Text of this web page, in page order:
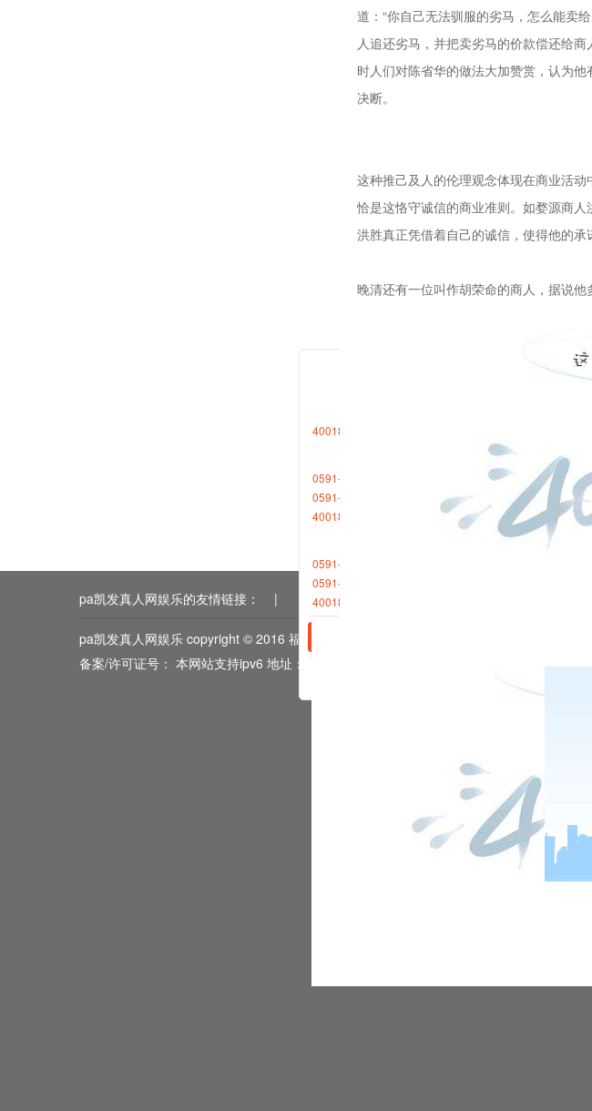
道：“你自己无法驯服的劣马，怎么能卖
人追还劣马，并把卖劣马的价款偿还给
时人们对陈省华的做法大加赞赏，认为
决断。
这种推己及人的伦理观念体现在商业活
恰是这恪守诚信的商业准则。如婺源商
洪胜真正凭借着自己的诚信，使得他的承
晚清还有一位叫作胡荣命的商人，据说
也是在自觉地维护着诚信的社会秩序。
一图读懂“不忘初心、牢记
一图读懂《中国共产党党
pa凯发真人网娱乐的友情链接： | |
pa凯发真人网娱乐 copyright © 2016 福能期货股份有限公司 本网站所载文章和数据仅供参
备案/许可证号： 本网站支持ipv6 地址：福州市鼓楼区五四路75号海西商务大厦31层
4001868696转1
0591-88013377
0591-87727306
4001868696转2
0591-88013380
0591-87512570
4001868696转2